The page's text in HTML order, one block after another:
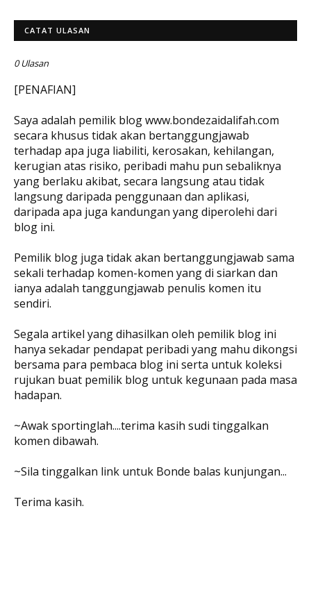
CATAT ULASAN
0 Ulasan
[PENAFIAN]
Saya adalah pemilik blog www.bondezaidalifah.com
secara khusus tidak akan bertanggungjawab
terhadap apa juga liabiliti, kerosakan, kehilangan,
kerugian atas risiko, peribadi mahu pun sebaliknya
yang berlaku akibat, secara langsung atau tidak
langsung daripada penggunaan dan aplikasi,
daripada apa juga kandungan yang diperolehi dari
blog ini.
Pemilik blog juga tidak akan bertanggungjawab sama
sekali terhadap komen-komen yang di siarkan dan
ianya adalah tanggungjawab penulis komen itu
sendiri.
Segala artikel yang dihasilkan oleh pemilik blog ini
hanya sekadar pendapat peribadi yang mahu dikongsi
bersama para pembaca blog ini serta untuk koleksi
rujukan buat pemilik blog untuk kegunaan pada masa
hadapan.
~Awak sportinglah....terima kasih sudi tinggalkan
komen dibawah.
~Sila tinggalkan link untuk Bonde balas kunjungan...
Terima kasih.